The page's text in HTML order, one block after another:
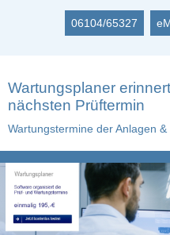
06104/65327
Wartungsplaner
nächsten Prüftermin
Wartungstermine der Anlagen